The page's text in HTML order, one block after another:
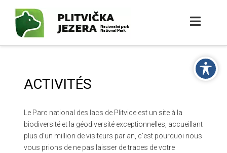
ACTIVITÉS
Le Parc national des lacs de Plitvice est un site à la
biodiversité et la géodiversité exceptionnelles, accueillant
plus d’un million de visiteurs par an, c’est pourquoi nous
vous prions de ne pas laisser de traces de votre